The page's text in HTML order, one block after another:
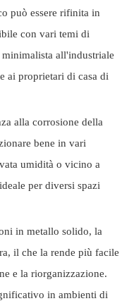
può essere rifinita in
con vari temi di
all'industriale
ai proprietari di casa di
alla corrosione della
bene in vari
umidità o vicino a
per diversi spazi
in metallo solido, la
il che la rende più facile
e la riorganizzazione.
in ambienti di